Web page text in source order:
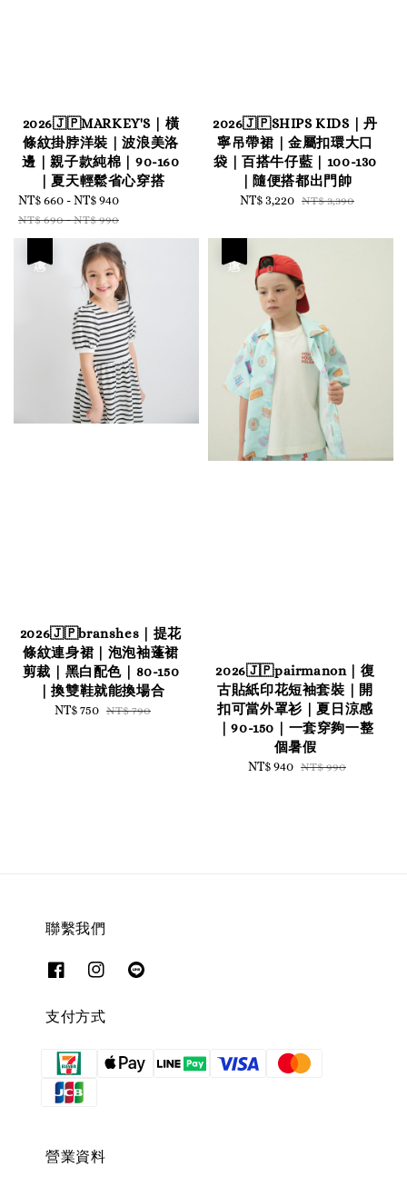
2026🇯🇵MARKEY'S｜橫
條紋掛脖洋裝｜波浪美洛
邊｜親子款純棉｜90-160
｜夏天輕鬆省心穿搭
Sale
price
NT$ 660 -NT$ 940
NT$ 690-NT$ 990
2026🇯🇵SHIPS KIDS｜丹
寧吊帶裙｜金屬扣環大口
袋｜百搭牛仔藍｜100-130
｜隨便搭都出門帥
Sale
NT$ 3,220 Regular
NT$ 3,390
2026🇯🇵branshes｜提花
條紋連身裙｜泡泡袖蓬裙
剪裁｜黑白配色｜80-150
｜換雙鞋就能換場合
Sale
NT$ 750 Regular
NT$ 790
2026🇯🇵pairmanon｜復
古貼紙印花短袖套裝｜開
扣可當外罩衫｜夏日涼感
｜90-150｜一套穿夠一整
個暑假
Sale
NT$ 940 Regular
NT$ 990
聯繫我們
支付方式
營業資料